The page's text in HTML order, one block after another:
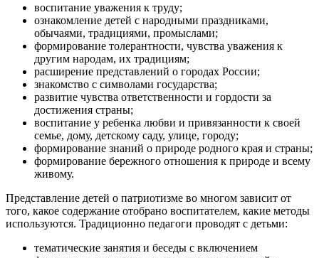
воспитание уважения к труду;
ознакомление детей с народными праздниками,
обычаями, традициями, промыслами;
формирование толерантности, чувства уважения к
другим народам, их традициям;
расширение представлений о городах России;
знакомство с символами государства;
развитие чувства ответственности и гордости за
достижения страны;
воспитание у ребенка любви и привязанности к своей
семье, дому, детскому саду, улице, городу;
формирование знаний о природе родного края и страны;
формирование бережного отношения к природе и всему
живому.
Представление детей о патриотизме во многом зависит от
того, какое содержание отобрано воспитателем, какие методы
используются. Традиционно педагоги проводят с детьми:
тематические занятия и беседы с включением